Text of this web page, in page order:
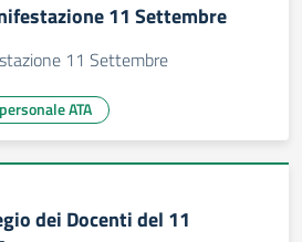
11 Settembre
11 Settembre
ATA
dei Docenti del 11